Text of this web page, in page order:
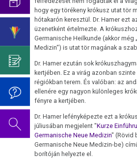
pszicho-
onkológiától
Germanische
Heilkunde
Viselkedési
Az
biológiai
természettörvény
Cukorbetegség
Hasnyálmirigy
Hodgkin/Non-
Hodgkin
Neurodermatitis
Orr
Sclerosis
multiplex
oldal
szerkesztés
alatt
áll.
Heilkunde
ismereteinek
elnyomása
Dr.
Hamer
Mein
Studentenmädchen
című
könyvéről
Születésnapi
koncert
2019
hogy egy törékeny krókusz utat tör
hótakarón keresztül. Dr. Hamer ezt
üzenetként értelmezte. A
Germanische Heilkunde (akkor még
Medizin“) is utat tör magának a
Dr. Hamer ezután sok
kertjében. Ez a virág azonban
régiókban terem. És valóban: az
ellenére egy nagyon különleges
fényre a kertjében.
Dr. Hamer lefényképezte ezt a
júliusában megjelent "Kurze
Germanische Neue Medizin" (Rövid
Germanische Neue Medizin-be)
borítóján helyezte el.